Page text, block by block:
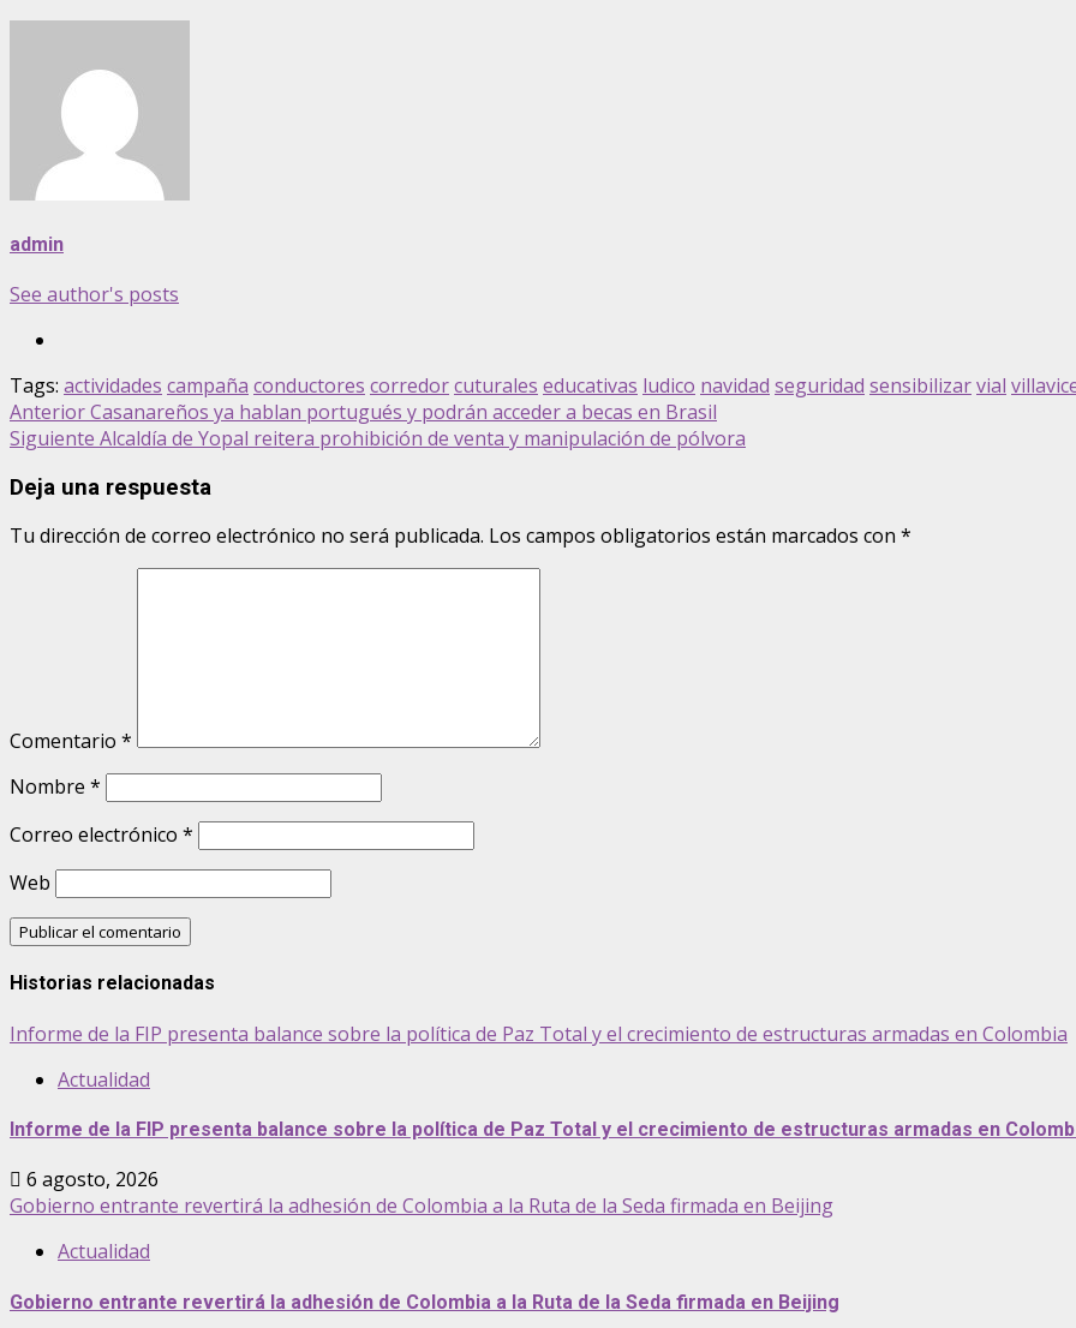
admin
See author's posts
Tags: actividades campaña conductores corredorcuturales educativas ludico navidad seguridad sensibilizarvial
Post
navigation
AnteriorCasanareños ya hablan portugués y podrán acceder a becas en Brasil
Siguiente Alcaldía de Yopal reitera prohibición de venta y manipulación de pólvora
Deja una respuesta
Tu dirección de correo electrónico no será publicada. Los campos obligatorios están marcados con *
Comentario *
Nombre *
Correo electrónico *
Web
Historias relacionadas
Informe de la FIP presenta balance sobre la política de Paz Total y el crecimiento de estructuras armadas en Colombia
Actualidad
Informe de la FIP presenta balance sobre la política de Paz Total y el crecimiento de estructuras armadas en
6 agosto, 2026
Gobierno entrante revertirá la adhesión de Colombia a la Ruta de la Seda firmada en Beijing
Actualidad
Gobierno entrante revertirá la adhesión de Colombia a la Ruta de la Seda firmada en Beijing